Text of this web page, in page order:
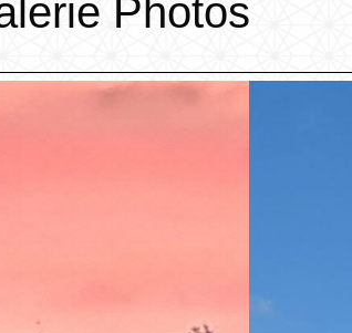
Photos